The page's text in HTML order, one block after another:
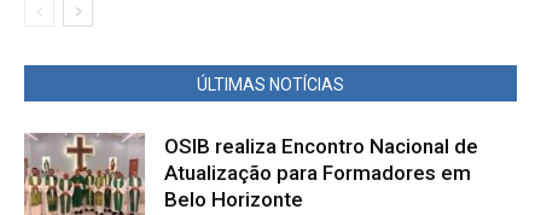
ÚLTIMAS NOTÍCIAS
OSIB realiza Encontro Nacional de
Atualização para Formadores em
Belo Horizonte